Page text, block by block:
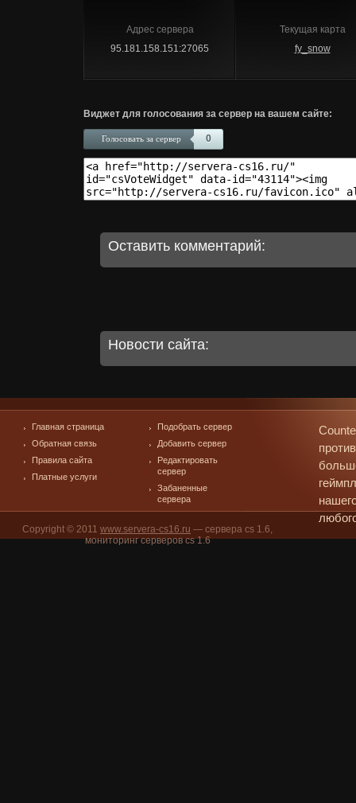
Адрес сервера
95.181.158.151:27065
Текущая карта
fy_snow
Виджет для голосования за сервер на вашем сайте:
0
Голосовать за сервер
Оставить комментарий:
Новости сайта:
Главная страница
Обратная связь
Правила сайта
Платные услуги
Подобрать сервер
Добавить сервер
Редактировать
сервер
Забаненные
сервера
Copyright © 2011 www.servera-cs16.ru — сервера cs 1.6,
мониторинг серверов cs 1.6